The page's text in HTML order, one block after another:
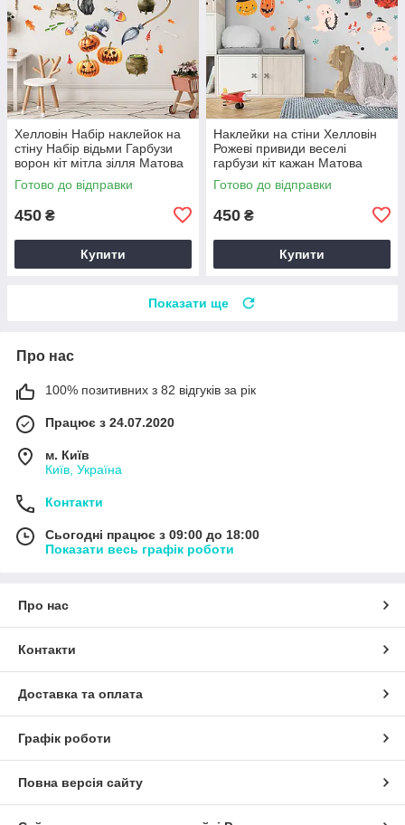
Хелловін Набір наклейок на
стіну Набір відьми Гарбузи
ворон кіт мітла зілля Матова
Набір М 1000х500мм
Готово до відправки
450 ₴
Купити
Наклейки на стіни Хелловін
Рожеві привиди веселі
гарбузи кіт кажан Матова
Набір М 1000х500мм
Готово до відправки
450 ₴
Купити
Показати ще
Про нас
100% позитивних з 82 відгуків за рік
Працює з 24.07.2020
м. Київ
Київ, Україна
Контакти
Сьогодні працює з 09:00 до 18:00
Показати весь графік роботи
Про нас
Контакти
Доставка та оплата
Графік роботи
Повна версія сайту